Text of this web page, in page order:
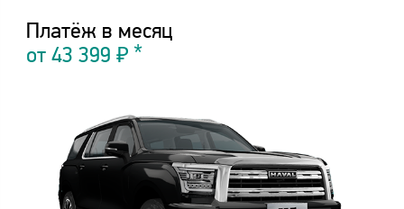
Платёж в месяц
от 43 399 ₽